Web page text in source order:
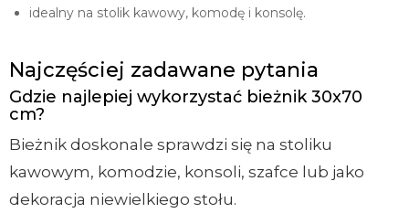
idealny na stolik kawowy, komodę i konsolę.
Najczęściej zadawane pytania
Gdzie najlepiej wykorzystać bieżnik 30x70
cm?
Bieżnik doskonale sprawdzi się na stoliku
kawowym, komodzie, konsoli, szafce lub jako
dekoracja niewielkiego stołu.